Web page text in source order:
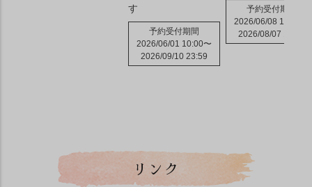
す
予約受付期間
2026/06/01 10:00〜
2026/09/10 23:59
予約受付期間
2026/06/08 10:00
2026/08/07 10:00
リンク